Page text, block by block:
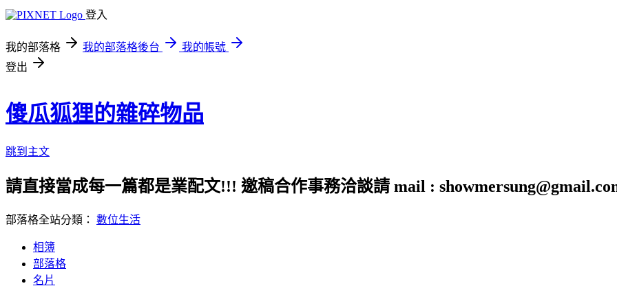
登入
我的部落格 我的部落格後台
我的帳號
登出
傻瓜狐狸的雜碎物品
跳到主文
請直接當成每一篇都是業配文!!! 邀稿合作事務洽談請 mail :
部落格全站分類： 數位生活
相簿
部落格
名片